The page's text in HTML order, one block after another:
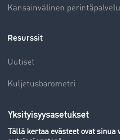
Kansainvälinen perintäpalvelu
Resurssit
Uutiset
Kuljetusbarometri
Yleiskatsaus rahtipörssiin